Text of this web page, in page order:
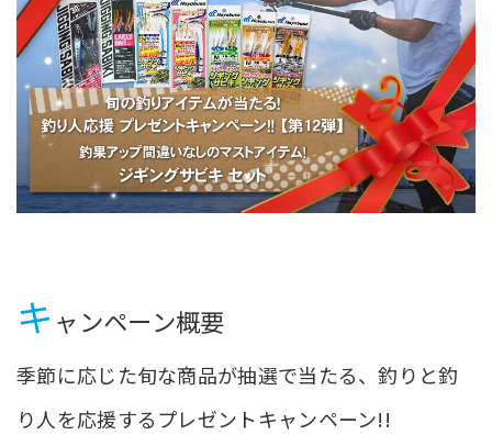
キ ャンペーン概要
季節に応じた旬な商品が抽選で当たる、釣りと釣
り人を応援するプレゼントキャンペーン!!